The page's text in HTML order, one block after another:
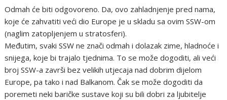
Odmah će biti odgovoreno. Da, ovo zahladnjenje pred nama,
koje će zahvatiti veći dio Europe je u skladu sa ovim SSW-om
(naglim zatopljenjem u stratosferi).
Međutim, svaki SSW ne znači odmah i dolazak zime, hladnoće i
snijega, koje bi trajalo tjednima. To se može dogoditi, ali veći
broj SSW-a završi bez velikih utjecaja nad dobrim dijelom
Europe, pa tako i nad Balkanom. Čak se može dogoditi da
poremeti neki baričke sustave koji su bili dobri za ljubitelje